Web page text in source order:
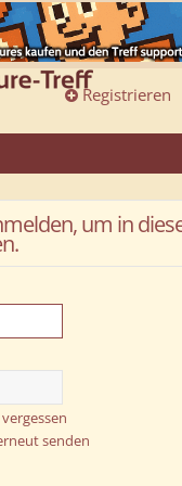
Registrieren
um in
senden